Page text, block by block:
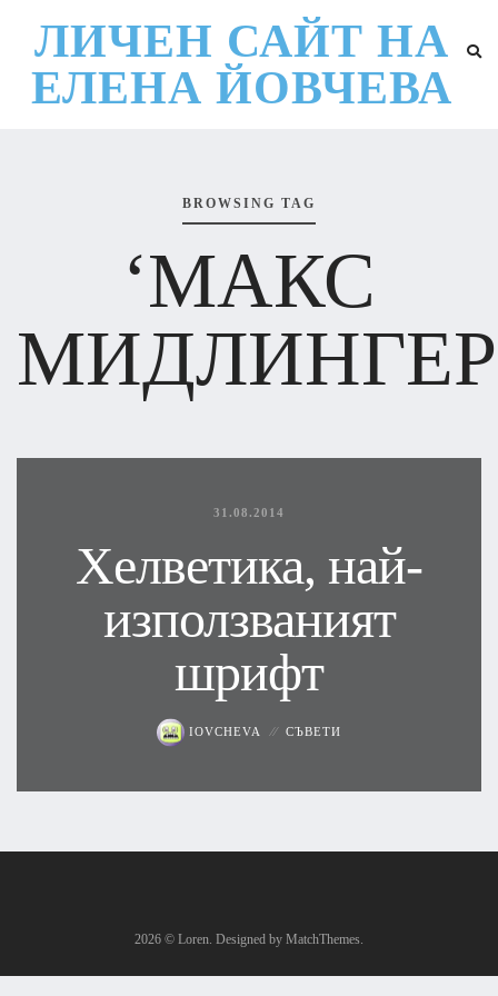
ЛИЧЕН САЙТ НА
ЕЛЕНА ЙОВЧЕВА
BROWSING TAG
‘МАКС
31.08.2014
Хелветика, най-
използваният
шрифт
IOVCHEVA СЪВЕТИ
2026 © Loren. Designed by MatchThemes.